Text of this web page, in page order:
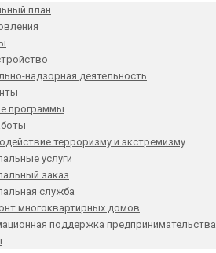
план
надзорная деятельность
программы
терроризму и экстремизму
услуги
заказ
служба
многоквартирных домов
поддержка предпринимательства